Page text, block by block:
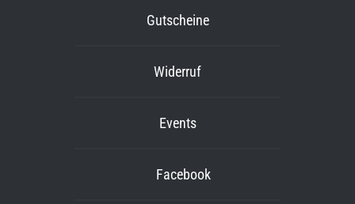
Gutscheine
Widerruf
Events
Facebook